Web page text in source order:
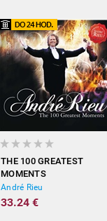
THE 100 GREATEST
MOMENTS
André Rieu
33.24 €